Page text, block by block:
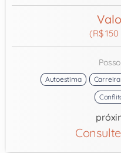
(R$
Autoestima Carreira